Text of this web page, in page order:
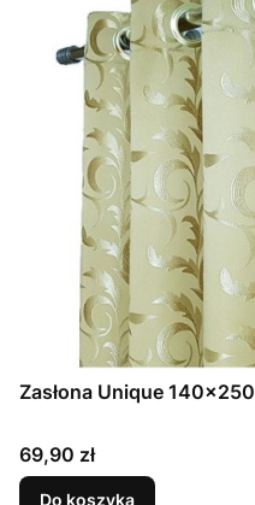
Zasłona Unique
Cena
69,90 zł
Do koszyka